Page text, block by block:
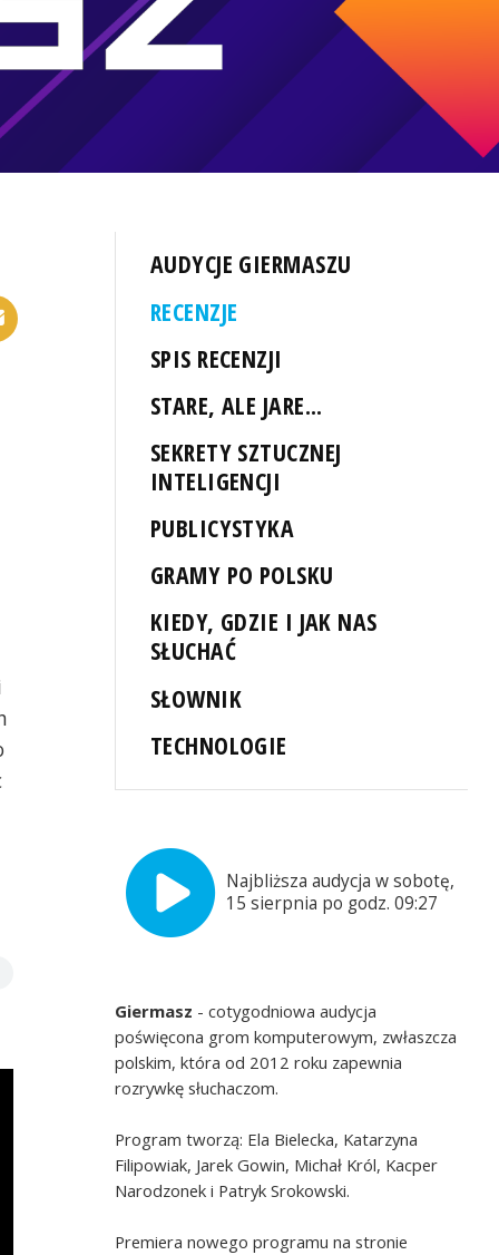
AUDYCJE GIERMASZU
RECENZJE
SPIS RECENZJI
STARE, ALE JARE...
SEKRETY SZTUCZNEJ
INTELIGENCJI
PUBLICYSTYKA
GRAMY PO POLSKU
KIEDY, GDZIE I JAK NAS
SŁUCHAĆ
SŁOWNIK
TECHNOLOGIE
Najbliższa audycja w sobotę,
15 sierpnia po godz. 09:27
Giermasz - cotygodniowa audycja
poświęcona grom komputerowym, zwłaszcza
polskim, która od 2012 roku zapewnia
rozrywkę słuchaczom.
Program tworzą: Ela Bielecka, Katarzyna
Filipowiak, Jarek Gowin, Michał Król, Kacper
Narodzonek i Patryk Srokowski.
Premiera nowego programu na stronie